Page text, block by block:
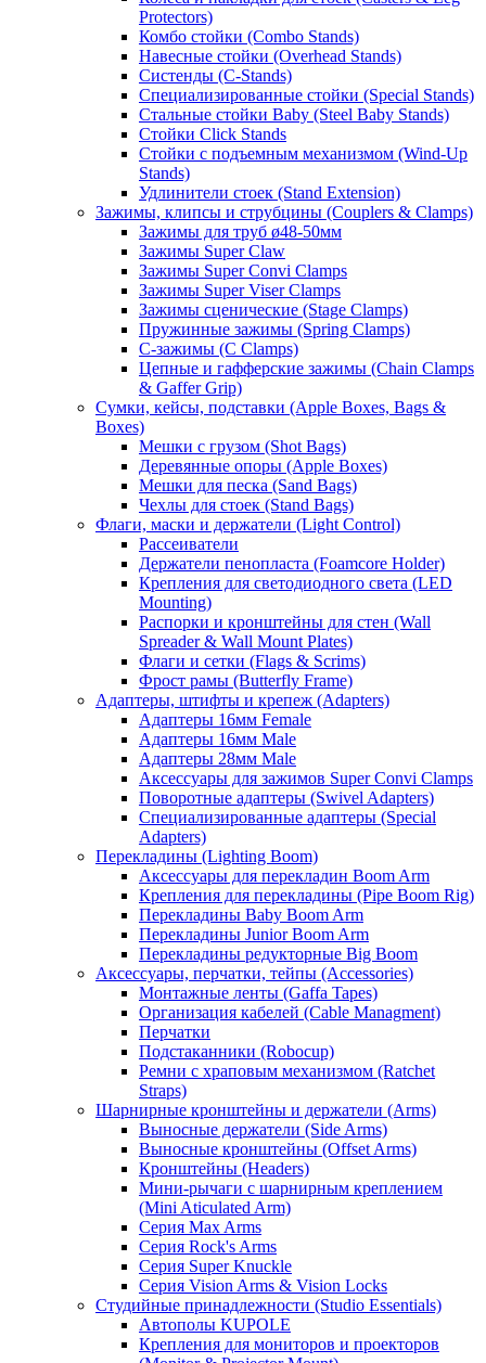
Protectors)
Комбо стойки (Combo Stands)
Навесные стойки (Overhead Stands)
Систенды (C-Stands)
Специализированные стойки (Special Stands)
Стальные стойки Baby (Steel Baby Stands)
Стойки Click Stands
Стойки с подъемным механизмом (Wind-Up
Stands)
Удлинители стоек (Stand Extension)
Зажимы, клипсы и струбцины (Couplers & Clamps)
Зажимы для труб ø48-50мм
Зажимы Super Claw
Зажимы Super Convi Clamps
Зажимы Super Viser Clamps
Зажимы сценические (Stage Clamps)
Пружинные зажимы (Spring Clamps)
С-зажимы (C Clamps)
Цепные и гафферские зажимы (Chain Clamps
& Gaffer Grip)
Сумки, кейсы, подставки (Apple Boxes, Bags &
Boxes)
Мешки с грузом (Shot Bags)
Деревянные опоры (Apple Boxes)
Мешки для песка (Sand Bags)
Чехлы для стоек (Stand Bags)
Флаги, маски и держатели (Light Control)
Рассеиватели
Держатели пенопласта (Foamcore Holder)
Крепления для светодиодного света (LED
Mounting)
Распорки и кронштейны для стен (Wall
Spreader & Wall Mount Plates)
Флаги и сетки (Flags & Scrims)
Фрост рамы (Butterfly Frame)
Адаптеры, штифты и крепеж (Adapters)
Адаптеры 16мм Female
Адаптеры 16мм Male
Адаптеры 28мм Male
Аксессуары для зажимов Super Convi Clamps
Поворотные адаптеры (Swivel Adapters)
Специализированные адаптеры (Special
Adapters)
Перекладины (Lighting Boom)
Аксессуары для перекладин Boom Arm
Крепления для перекладины (Pipe Boom Rig)
Перекладины Baby Boom Arm
Перекладины Junior Boom Arm
Перекладины редукторные Big Boom
Аксессуары, перчатки, тейпы (Accessories)
Монтажные ленты (Gaffa Tapes)
Организация кабелей (Cable Managment)
Перчатки
Подстаканники (Robocup)
Ремни с храповым механизмом (Ratchet
Straps)
Шарнирные кронштейны и держатели (Arms)
Выносные держатели (Side Arms)
Выносные кронштейны (Offset Arms)
Кронштейны (Headers)
Мини-рычаги с шарнирным креплением
(Mini Aticulated Arm)
Серия Max Arms
Серия Rock's Arms
Серия Super Knuckle
Серия Vision Arms & Vision Locks
Студийные принадлежности (Studio Essentials)
Автополы KUPOLE
Крепления для мониторов и проекторов